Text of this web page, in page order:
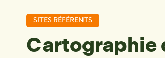
SITES RÉFÉRENTS
Cartographie